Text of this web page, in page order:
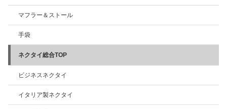
マフラー＆ストール
手袋
ネクタイ総合TOP
ビジネスネクタイ
イタリア製ネクタイ